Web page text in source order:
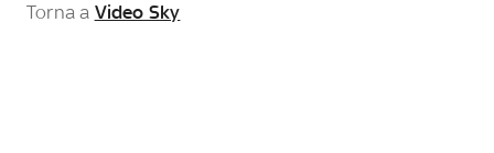
Torna a Video Sky